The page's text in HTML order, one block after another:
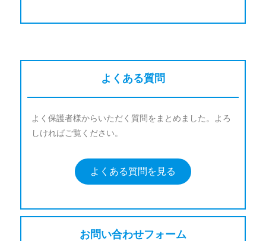
よくある質問
よく保護者様からいただく質問をまとめました。よろ
しければご覧ください。
よくある質問を見る
お問い合わせフォーム